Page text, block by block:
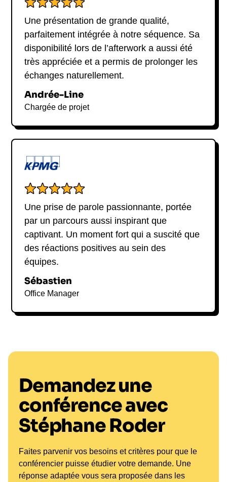
Une présentation de grande qualité,
parfaitement intégrée à notre séquence. Sa
disponibilité lors de l’afterwork a aussi été
très appréciée et a permis de prolonger les
échanges naturellement.
Andrée-Line
Chargée de projet
Une prise de parole passionnante, portée
par un parcours aussi inspirant que
captivant. Un moment fort qui a suscité que
des réactions positives au sein des
équipes.
Sébastien
Office Manager
Demandez une
conférence avec
Stéphane Roder
Faites parvenir vos besoins et critères pour que le
conférencier puisse étudier votre demande. Une
réponse adaptée vous sera proposée dans les